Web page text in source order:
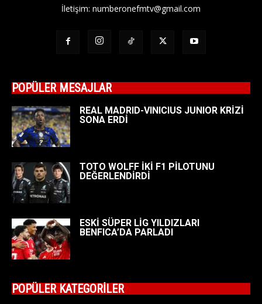
İletişim: numberonefmtv@gmail.com
POPÜLER MESAJLAR
REAL MADRID-VINICIUS JUNIOR KRİZİ
SONA ERDİ
TOTO WOLFF İKİ F1 PİLOTUNU
DEĞERLENDİRDİ
ESKİ SÜPER LİG YILDIZLARI
BENFICA’DA PARLADI
POPÜLER KATEGORİLER